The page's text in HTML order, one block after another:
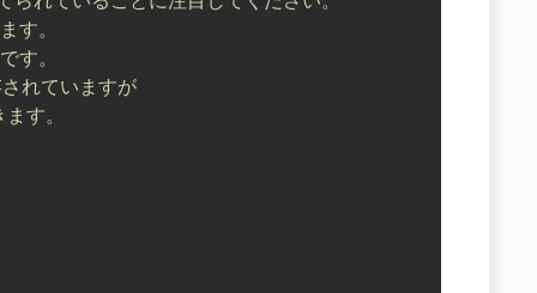
す。
す。
ていますが
す。